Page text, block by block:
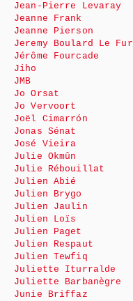
Jean-Pierre Levaray
Jeanne Frank
Jeanne Pierson
Jeremy Boulard Le Fur
Jérôme Fourcade
Jiho
JMB
Jo Orsat
Jo Vervoort
Joël Cimarrón
Jonas Sénat
José Vieira
Julie Okmûn
Julie Rébouillat
Julien Abié
Julien Brygo
Julien Jaulin
Julien Loïs
Julien Paget
Julien Respaut
Julien Tewfiq
Juliette Iturralde
Juliette Barbanègre
Junie Briffaz